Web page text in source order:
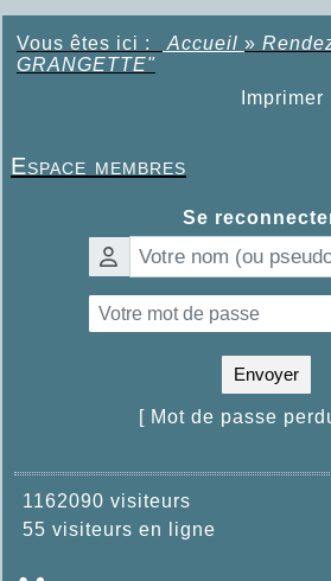
Vous êtes ici : Accueil »
GRANGETTE"
Espace membres
Se
Envoyer
[ Mot de passe
1162090 visiteurs
55 visiteurs en ligne